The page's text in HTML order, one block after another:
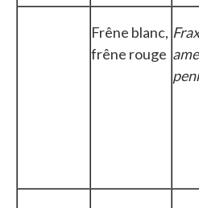
Frêne blanc,
frêne rouge